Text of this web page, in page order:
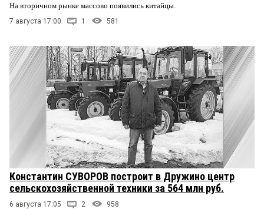
На вторичном рынке массово появились китайцы.
7 августа 17:00 1 581
Константин СУВОРОВ построит в Дружино центр
сельскохозяйственной техники за 564 млн руб.
6 августа 17:05 2 958